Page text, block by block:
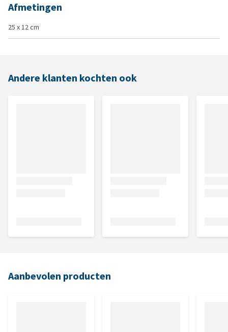
Afmetingen
25 x 12 cm
Andere klanten kochten ook
Aanbevolen producten